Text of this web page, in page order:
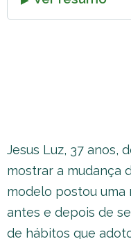
Jesus Luz, 37 anos,
mostrar a mudança
modelo postou
antes e depois de
de hábitos que